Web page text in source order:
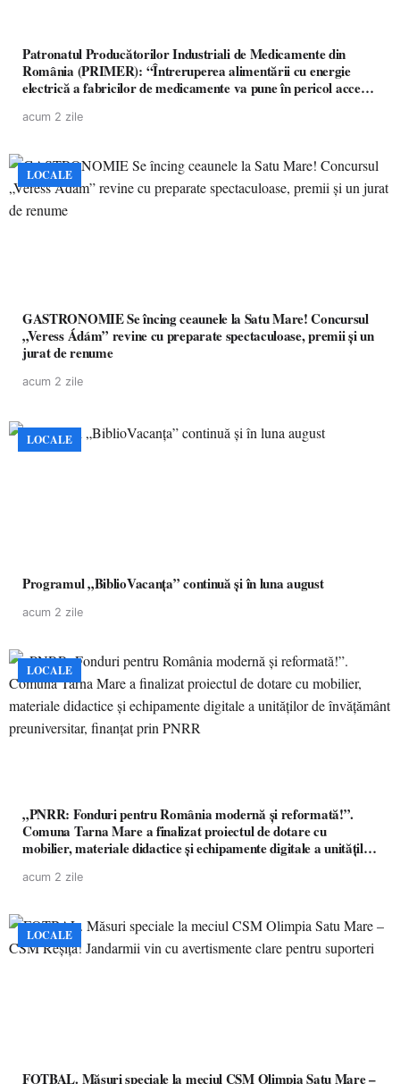
Patronatul Producătorilor Industriali de Medicamente din
România (PRIMER): “Întreruperea alimentării cu energie
electrică a fabricilor de medicamente va pune în pericol accesul
acum 2 zile
LOCALE
GASTRONOMIE Se încing ceaunele la Satu Mare! Concursul
„Veress Ádám” revine cu preparate spectaculoase, premii și un
jurat de renume
acum 2 zile
LOCALE
Programul „BiblioVacanța” continuă și în luna august
acum 2 zile
LOCALE
„PNRR: Fonduri pentru România modernă și reformată!”.
Comuna Tarna Mare a finalizat proiectul de dotare cu
mobilier, materiale didactice și echipamente digitale a unităților
acum 2 zile
LOCALE
FOTBAL. Măsuri speciale la meciul CSM Olimpia Satu Mare –